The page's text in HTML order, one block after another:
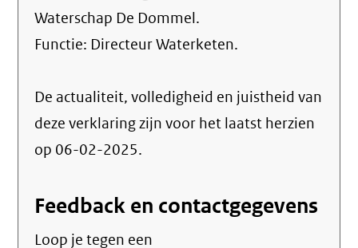
Waterschap De Dommel.
Functie: Directeur Waterketen.
De actualiteit, volledigheid en juistheid van
deze verklaring zijn voor het laatst herzien
op 06-02-2025.
Feedback en contactgegevens
Loop je tegen een